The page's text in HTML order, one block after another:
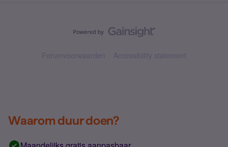
Forumvoorwaarden Accessibility statement
Waarom duur doen?